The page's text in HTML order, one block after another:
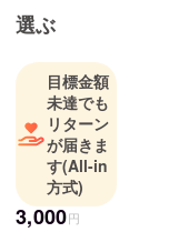
選ぶ
目標金額
未達でも
リターン
が届きま
す(All-in
方式)
3,000円